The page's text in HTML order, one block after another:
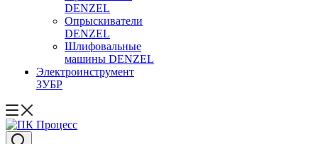
DENZEL
Опрыскиватели
DENZEL
Шлифовальные
машины DENZEL
Электроинструмент
ЗУБР